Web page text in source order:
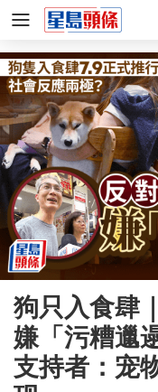
狗只入食肆
嫌「污糟邋
支持者：宠